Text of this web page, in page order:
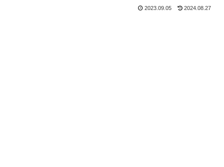
2023.09.05 2024.08.27